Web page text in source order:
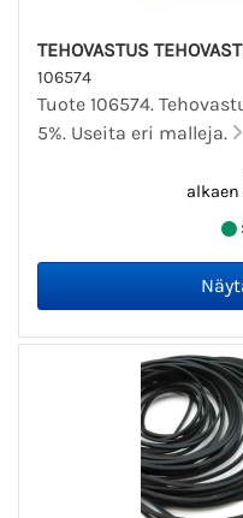
TEHOVASTUS
106574
Tuote 106574.
5%. Useita eri malleja.
alkaen